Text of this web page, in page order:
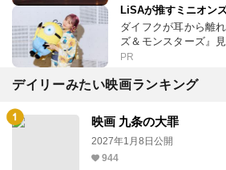
LiSAが推すミニオン
ダイフクが耳から離
ズ＆モンスターズ』
PR
デイリーみたい映画ランキング
映画 九条の大罪
2027年1月8日公開
944